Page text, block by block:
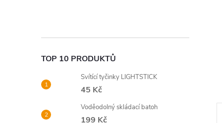
TOP 10 PRODUKTŮ
Svítící tyčinky LIGHTSTICK
45 Kč
Voděodolný skládací batoh
199 Kč